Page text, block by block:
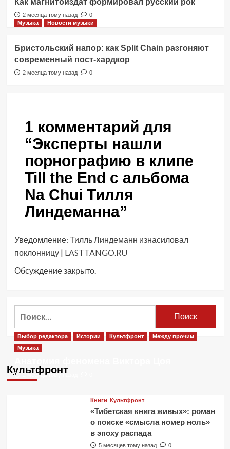
2 месяца тому назад
0
Музыка
Новости музыки
Бристольский напор: как Split Chain разгоняют
современный пост-хардкор
2 месяца тому назад 0
1 комментарий для
“Эксперты нашли
порнографию в клипе
Till the End с альбома
Na Chui Тилля
Линдеманна”
Уведомление: Тилль Линдеманн изнасиловал
поклонницу | LASTTANGO.RU
Обсуждение закрыто.
Культфронт
Выбор редактора Истории Культфронт
Между прочим
Музыка
2 месяца тому назад
Книги Культфронт
«Тибетская книга живых»: роман
о поиске «смысла номер ноль»
в эпоху распада
5 месяцев тому назад 0